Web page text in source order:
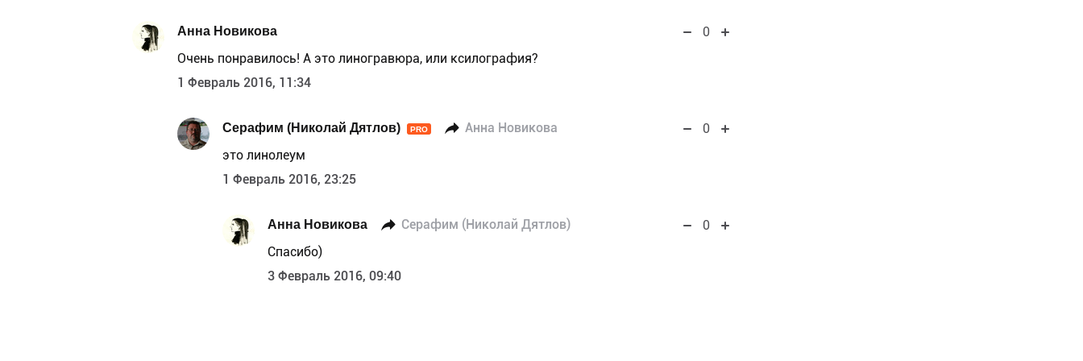
Анна Новикова
0
Очень понравилось! А это линогравюра, или ксилография?
1 Февраль 2016, 11:34
Серафим (Николай Дятлов) PRO Анна Новикова
0
это линолеум
1 Февраль 2016, 23:25
Анна Новикова Серафим (Николай Дятлов)
0
Спасибо)
3 Февраль 2016, 09:40